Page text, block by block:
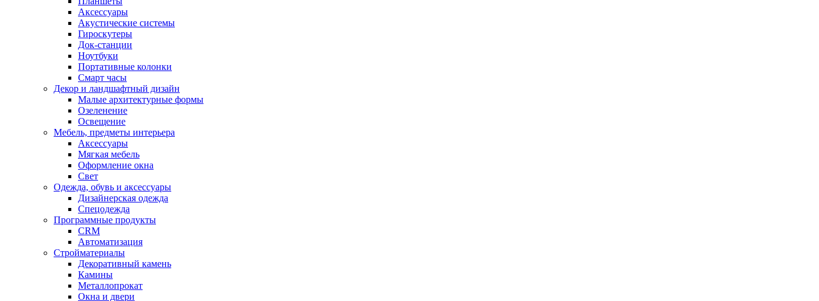
Аксессуары
Акустические системы
Гироскутеры
Док-станции
Ноутбуки
Портативные колонки
Смарт часы
Декор и ландшафтный дизайн
Малые архитектурные формы
Озеленение
Освещение
Мебель, предметы интерьера
Аксессуары
Мягкая мебель
Оформление окна
Свет
Одежда, обувь и аксессуары
Дизайнерская одежда
Спецодежда
Программные продукты
CRM
Автоматизация
Стройматериалы
Декоративный камень
Камины
Металлопрокат
Окна и двери